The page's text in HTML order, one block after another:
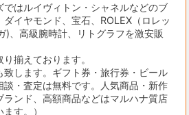
ではルイヴィトン・シャネルなどのブ
イヤモンド、宝石、ROLEX（ロレッ
)、高級腕時計、リトグラフを激安販
揃えております。
致します。ギフト券・旅行券・ビール
談・査定は無料です。人気商品・新作
ンド、高額商品などはマルハナ質店
す。）